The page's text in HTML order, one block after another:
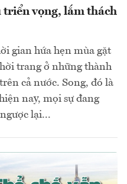
vọng, lắm thách
gian hứa hẹn mùa gặt
trang ở những thành
cả nước. Song, đó là
nay, mọi sự đang
lại...